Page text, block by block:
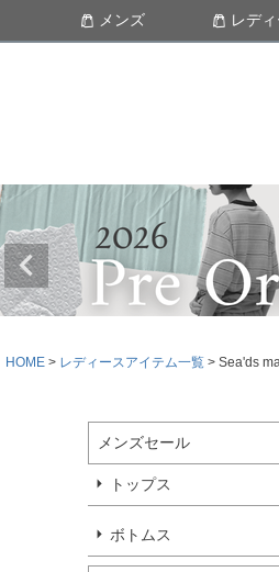
メンズ レデ
HOME レディースアイテム一覧 Sea'ds
メンズセール
トップス
ボトムス